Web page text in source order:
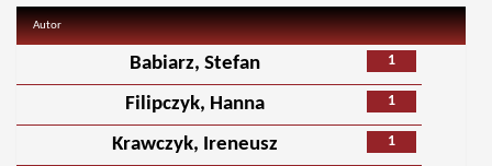
Autor
1
Babiarz, Stefan
1
Filipczyk, Hanna
1
Krawczyk, Ireneusz